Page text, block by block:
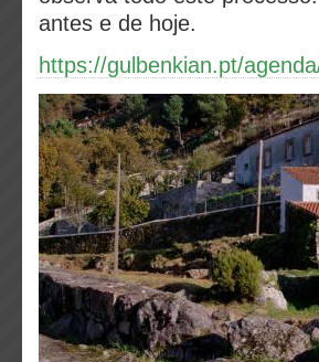
antes e de hoje.
https://gulbenkian.pt/